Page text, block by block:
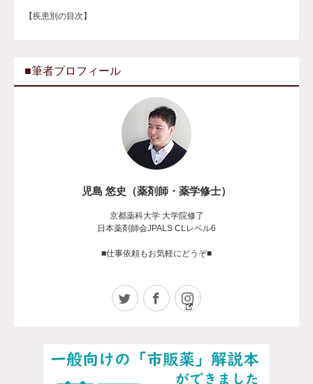
【疾患別の目次】
■筆者プロフィール
児島 悠史（薬剤師・薬学修士）
京都薬科大学 大学院修了
日本薬剤師会JPALS CLレベル6
■仕事依頼もお気軽にどうぞ■
Twitter Facebook